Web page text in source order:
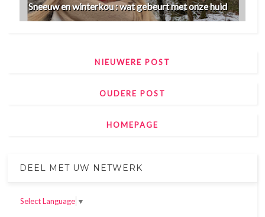
Sneeuw en winterkou : wat gebeurt met onze huid
NIEUWERE POST
OUDERE POST
HOMEPAGE
DEEL MET UW NETWERK
Select Language ▼